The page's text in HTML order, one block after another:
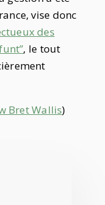
vise donc
des
, le tout
Bret Wallis)